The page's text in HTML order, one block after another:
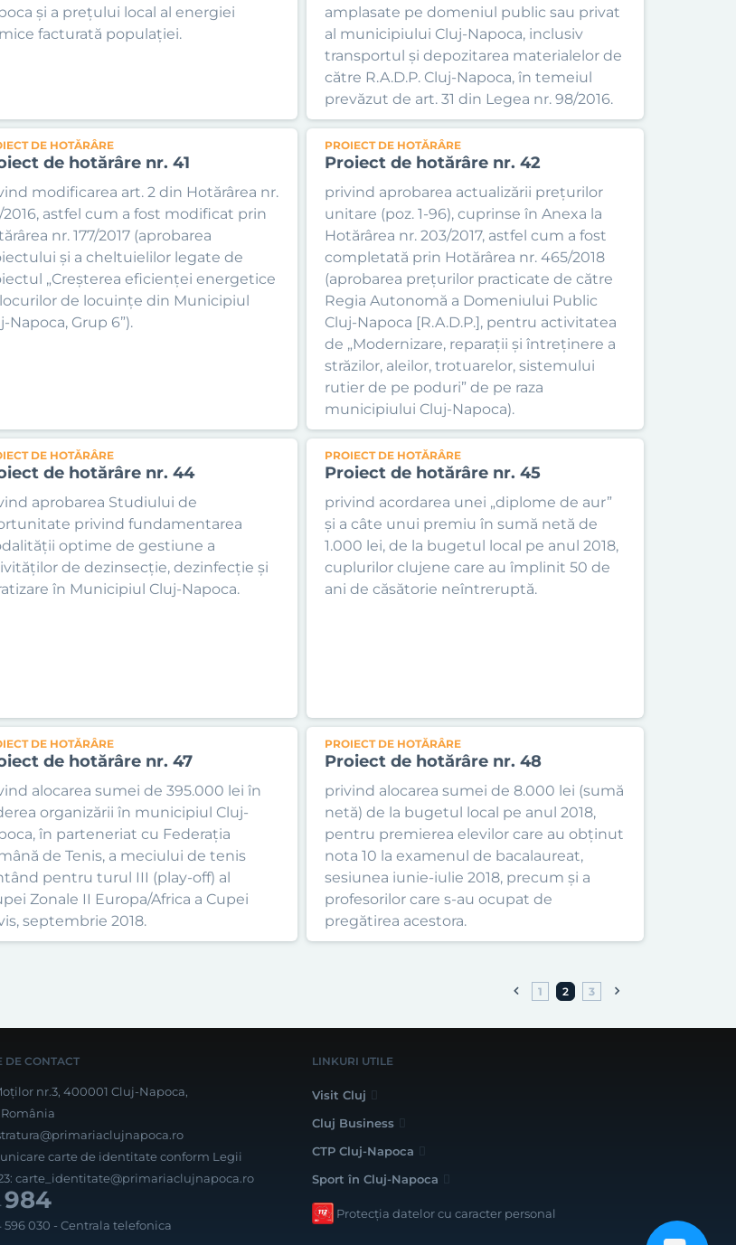
și a prețului local al energiei
facturată populației.
amplasate pe domeniul public sau privat
al municipiului Cluj-Napoca, inclusiv
transportul și depozitarea materialelor de
către R.A.D.P. Cluj-Napoca, în temeiul
prevăzut de art. 31 din Legea nr. 98/2016.
DE HOTĂRÂRE
de hotărâre nr. 41
modificarea art. 2 din Hotărârea nr.
2016, astfel cum a fost modificat prin
nr. 177/2017 (aprobarea
și a cheltuielilor legate de
„Creșterea eficienței energetice
de locuințe din Municipiul
Napoca, Grup 6”).
PROIECT DE HOTĂRÂRE
Proiect de hotărâre nr. 42
privind aprobarea actualizării prețurilor
unitare (poz. 1-96), cuprinse în Anexa la
Hotărârea nr. 203/2017, astfel cum a fost
completată prin Hotărârea nr. 465/2018
(aprobarea prețurilor practicate de către
Regia Autonomă a Domeniului Public
Cluj-Napoca [R.A.D.P.], pentru activitatea
de „Modernizare, reparații și întreținere a
străzilor, aleilor, trotuarelor, sistemului
rutier de pe poduri” de pe raza
municipiului Cluj-Napoca).
DE HOTĂRÂRE
de hotărâre nr. 44
aprobarea Studiului de
privind fundamentarea
optime de gestiune a
de dezinsecție, dezinfecție și
în Municipiul Cluj-Napoca.
PROIECT DE HOTĂRÂRE
Proiect de hotărâre nr. 45
privind acordarea unei „diplome de aur”
și a câte unui premiu în sumă netă de
1.000 lei, de la bugetul local pe anul 2018,
cuplurilor clujene care au împlinit 50 de
ani de căsătorie neîntreruptă.
DE HOTĂRÂRE
de hotărâre nr. 47
alocarea sumei de 395.000 lei în
organizării în municipiul Cluj-
în parteneriat cu Federația
de Tenis, a meciului de tenis
pentru turul III (play-off) al
Zonale II Europa/Africa a Cupei
septembrie 2018.
PROIECT DE HOTĂRÂRE
Proiect de hotărâre nr. 48
privind alocarea sumei de 8.000 lei (sumă
netă) de la bugetul local pe anul 2018,
pentru premierea elevilor care au obținut
nota 10 la examenul de bacalaureat,
sesiunea iunie-iulie 2018, precum și a
profesorilor care s-au ocupat de
pregătirea acestora.
1 2 3
DE CONTACT
nr.3, 400001 Cluj-Napoca,
carte de identitate conform Legii
carte_identitate@primariaclujnapoca.ro
984
596 030 - Centrala telefonica
LINKURI UTILE
Visit Cluj
Cluj Business
CTP Cluj-Napoca
Sport în Cluj-Napoca
Protecția datelor cu caracter personal